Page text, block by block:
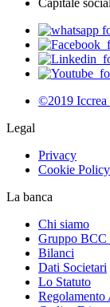
©2019 Iccrea
Legal
Privacy
Cookie Policy
La banca
Chi siamo
Gruppo BCC
Bilanci
Dati Societari
Lo Statuto
Regolamento